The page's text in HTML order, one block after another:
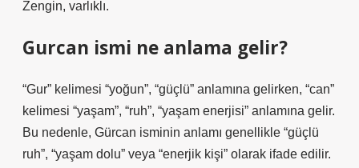
Zengin, varlıklı.
Gurcan ismi ne anlama gelir?
“Gur” kelimesi “yoğun”, “güçlü” anlamına gelirken, “can”
kelimesi “yaşam”, “ruh”, “yaşam enerjisi” anlamına gelir.
Bu nedenle, Gürcan isminin anlamı genellikle “güçlü
ruh”, “yaşam dolu” veya “enerjik kişi” olarak ifade edilir.